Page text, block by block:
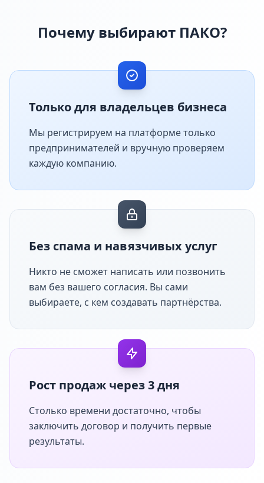
Почему выбирают ПАКО?
Только для владельцев бизнеса
Мы регистрируем на платформе только
предпринимателей и вручную проверяем
каждую компанию.
Без спама и навязчивых услуг
Никто не сможет написать или позвонить
вам без вашего согласия. Вы сами
выбираете, с кем создавать партнёрства.
Рост продаж через 3 дня
Столько времени достаточно, чтобы
заключить договор и получить первые
результаты.